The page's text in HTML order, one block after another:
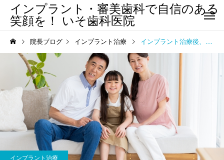
インプラント・審美歯科で自信のある
笑顔を！ いそ歯科医院
院長ブログ インプラント治療 インプラント治療後、長く快適に過ごすための注意点
インプラント治療